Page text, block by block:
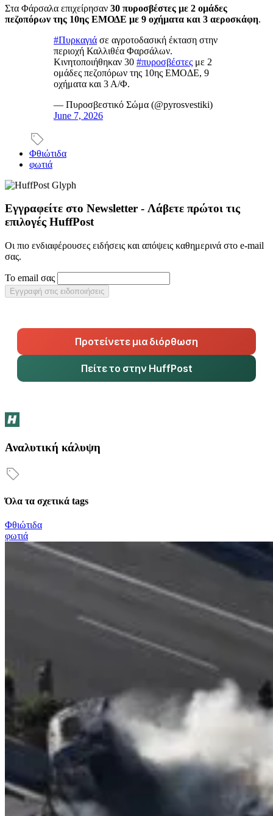
Στα Φάρσαλα επιχείρησαν 30 πυροσβέστες με 2 ομάδες
πεζοπόρων της 10ης ΕΜΟΔΕ με 9 οχήματα και 3 αεροσκάφη.
#Πυρκαγιά σε αγροτοδασική έκταση στην
περιοχή Καλλιθέα Φαρσάλων.
Κινητοποιήθηκαν 30 #πυροσβέστες με 2
ομάδες πεζοπόρων της 10ης ΕΜΟΔΕ, 9
οχήματα και 3 Α/Φ.
— Πυροσβεστικό Σώμα (@pyrosvestiki)
June 7, 2026
Φθιώτιδα
φωτιά
Εγγραφείτε στο Newsletter - Λάβετε πρώτοι τις
επιλογές HuffPost
Οι πιο ενδιαφέρουσες ειδήσεις και απόψεις καθημερινά στο e-mail
σας.
Το email σας
Εγγραφή στις ειδοποιήσεις
Προτείνετε μια διόρθωση
Πείτε το στην HuffPost
Αναλυτική κάλυψη
Όλα τα σχετικά tags
Φθιώτιδα
φωτιά